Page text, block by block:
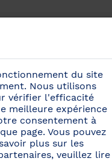
du site
Nous utilisons
vérifier l'efficacité
meilleure expérience
consentement à
page. Vous pouvez
plus sur les
veuillez lire
du site
Nous utilisons
vérifier l'efficacité
meilleure expérience
consentement à
page. Vous pouvez
plus sur les
veuillez lire